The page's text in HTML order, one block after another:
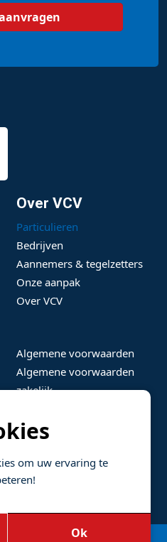
Over VCV
Particulieren
Bedrijven
Aannemers & tegelzetters
Onze aanpak
Over VCV
Algemene voorwaarden
Algemene voorwaarden
zakelijk
om uw ervaring te
Ok